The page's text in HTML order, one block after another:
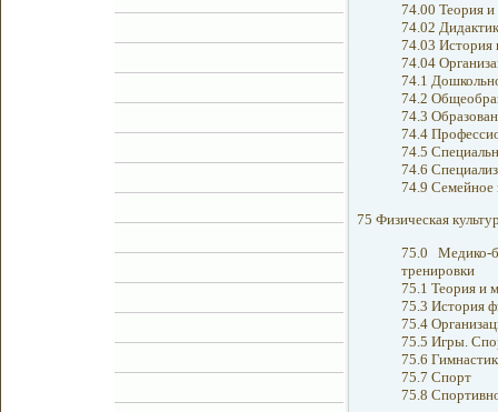
74.00 Теория и
74.02
74.03 История
74.04
74.1
74.2
74.3
74.4
74.5
74.6
74.9 Семейное
75 Физическая
75.0 Медико-
тренировки
75.1 Теория и
75.3 История
75.4
75.5 Игры.
75.6
75.7 Спорт
75.8